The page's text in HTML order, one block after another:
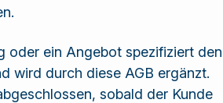
oder ein Angebot spezifiziert den
wird durch diese AGB ergänzt.
sobald der Kunde